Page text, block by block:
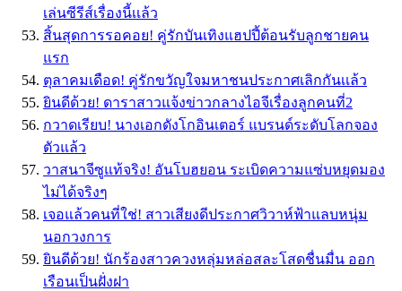
เล่นซีรีส์เรื่องนี้เเล้ว
สิ้นสุดการรอคอย! คู่รักบันเทิงแฮปปี้ต้อนรับลูกชายคน
แรก
ตุลาคมเดือด! คู่รักขวัญใจมหาชนประกาศเลิกกันเเล้ว
ยินดีด้วย! ดาราสาวแจ้งข่าวกลางไอจีเรื่องลูกคนที่2
กวาดเรียบ! นางเอกดังโกอินเตอร์ แบรนด์ระดับโลกจอง
ตัวแล้ว
วาสนาจีซูแท้จริง! อันโบฮยอน ระเบิดความแซ่บหยุดมอง
ไม่ได้จริงๆ
เจอแล้วคนที่ใช่! สาวเสียงดีประกาศวิวาห์ฟ้าแลบหนุ่ม
นอกวงการ
ยินดีด้วย! นักร้องสาวควงหลุ่มหล่อสละโสดชื่นมื่น ออก
เรือนเป็นฝั่งฝา